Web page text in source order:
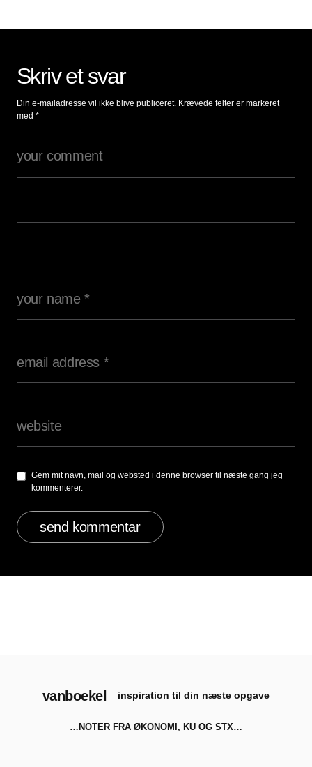
Skriv et svar
Din e-mailadresse vil ikke blive publiceret. Krævede felter er markeret
med *
Gem mit navn, mail og websted i denne browser til næste gang jeg
kommenterer.
vanboekel inspiration til din næste opgave
…NOTER FRA ØKONOMI, KU OG STX…